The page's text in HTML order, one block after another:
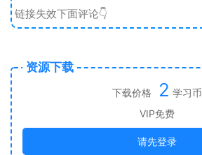
链接失效下面评论👇
资源下载
下载价格 2 学习币
VIP免费
请先登录